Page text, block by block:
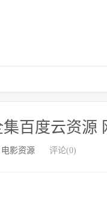
集百度云资源
电影资源 评论(0)